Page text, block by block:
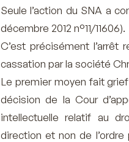
Seule l’action du SNA a
décembre 2012 n°11/11606).
C’est précisément l’arrêt
cassation par la société
Le premier moyen fait grief
décision de la Cour
intellectuelle relatif au
direction et non de